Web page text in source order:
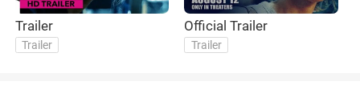
Trailer
Trailer
Official Trailer
Trailer